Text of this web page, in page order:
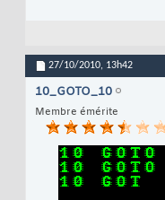
27/10/2010, 13h42
10_GOTO_10
Membre émérite